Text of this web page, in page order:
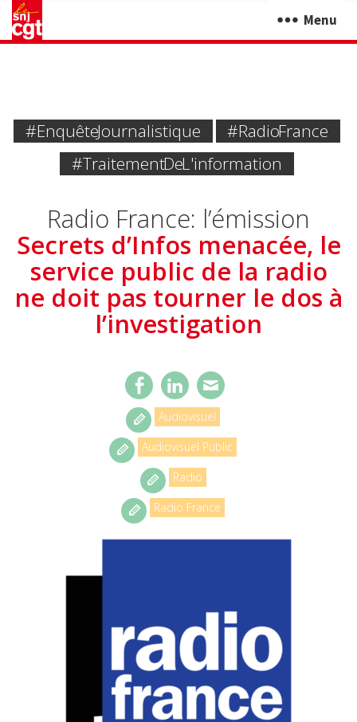
Menu
#Enquête Journalistique
#Radio France
#traitement De L'information
Radio France: l’émission
Secrets d’Infos menacée, le
service public de la radio
ne doit pas tourner le dos à
l’investigation
Audiovisuel
Audiovisuel Public
Radio
Radio France